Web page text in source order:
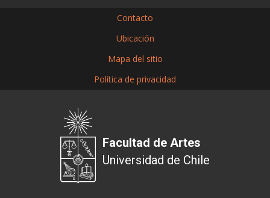
Contacto
Ubicación
Mapa del sitio
Política de privacidad
Facultad de Artes
Universidad de Chile